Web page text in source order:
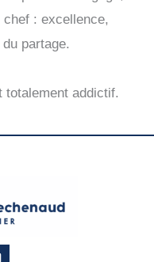
: excellence,
partage.
addictif.